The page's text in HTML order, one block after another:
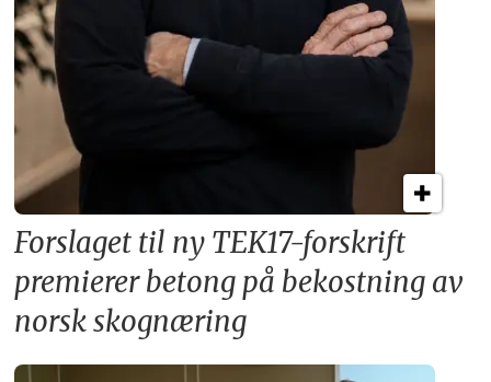
Forslaget til ny TEK17-forskrift
premierer betong på bekostning av
norsk skognæring